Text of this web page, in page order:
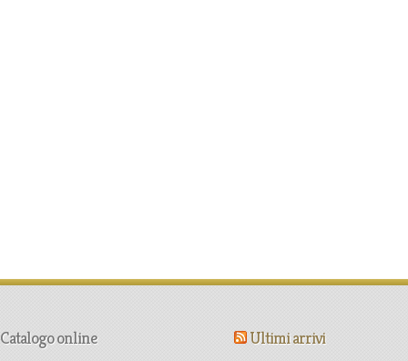
Catalogo online Ultimi arrivi